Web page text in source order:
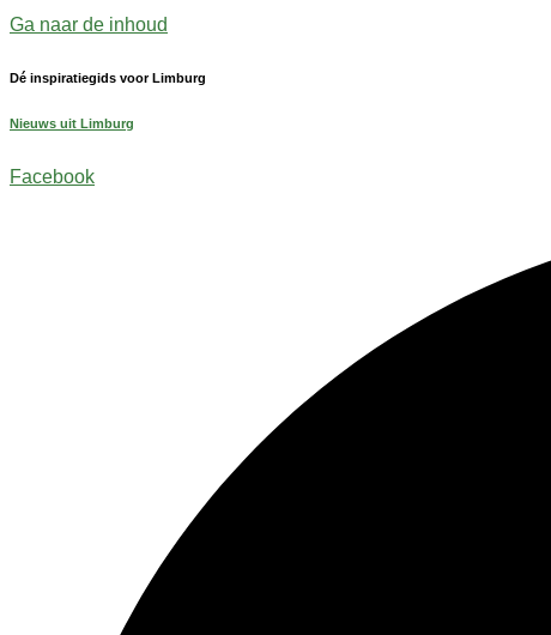
Ga naar de inhoud
Dé inspiratiegids voor Limburg
Nieuws uit Limburg
Facebook